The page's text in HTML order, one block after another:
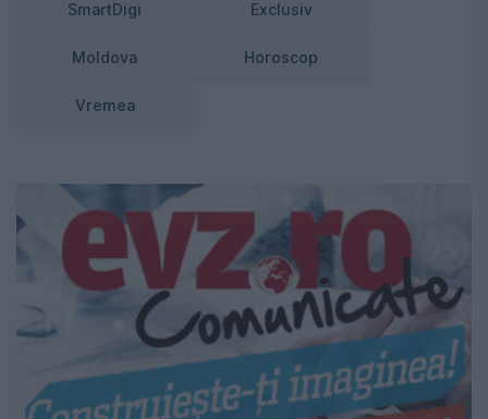
SmartDigi Exclusiv
Moldova Horoscop
Vremea